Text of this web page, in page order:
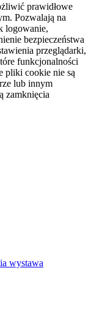
prawidłowe
Pozwalają na
logowanie,
bezpieczeństwa
przeglądarki,
funkcjonalności
pliki cookie nie są
lub innym
zamknięcia
wystawa